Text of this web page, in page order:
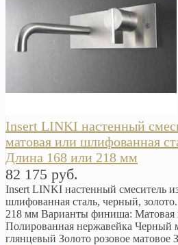
Insert LINKI настенный
матовая или шлифованная
Длина 168 или 218 мм
82 175 руб.
Insert LINKI настенный смеситель
шлифованная сталь, черный,
218 мм Варианты финиша: Матовая
Полированная нержавейка Черный
глянцевый Золото розовое матовое